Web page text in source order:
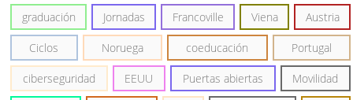
graduación Jornadas Francoville Viena Austria
Ciclos Noruega coeducación Portugal
ciberseguridad EEUU Puertas abiertas Movilidad